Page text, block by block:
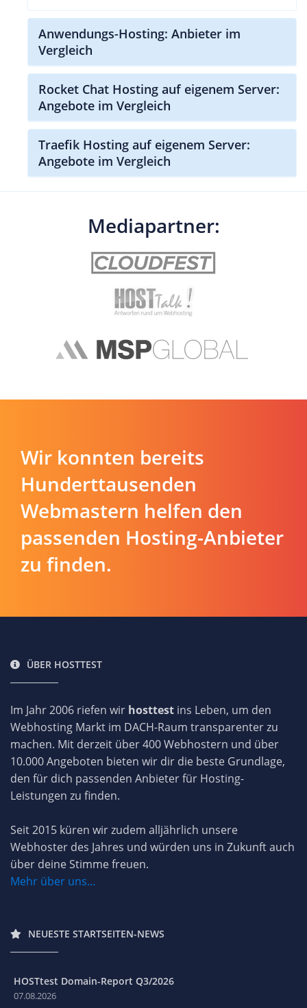
Anwendungs-Hosting: Anbieter im
Vergleich
Rocket Chat Hosting auf eigenem Server:
Angebote im Vergleich
Traefik Hosting auf eigenem Server:
Angebote im Vergleich
Mediapartner:
Wir konnten bereits
Hunderttausenden
Webmastern helfen den
passenden Hosting-Anbieter
zu finden.
ÜBER HOSTTEST
Im Jahr 2006 riefen wir hosttest ins Leben, um den
Webhosting Markt im DACH-Raum transparenter zu
machen. Mit derzeit über 400 Webhostern und über
10.000 Angeboten bieten wir dir die beste Grundlage,
den für dich passenden Anbieter für Hosting-
Leistungen zu finden.
Seit 2015 küren wir zudem alljährlich unsere
Webhoster des Jahres und würden uns in Zukunft auch
über deine Stimme freuen.
Mehr über uns...
NEUESTE STARTSEITEN-NEWS
HOSTtest Domain-Report Q3/2026
07.08.2026